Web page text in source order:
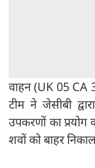
वाहन (UK 05 CA
टीम ने जेसीबी
उपकरणों का
शवों को बाहर